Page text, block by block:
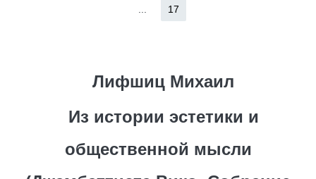
17
Лифшиц Михаил
Из истории эстетики и
общественной мысли